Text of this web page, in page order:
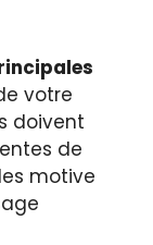
votre
doivent
de
motive